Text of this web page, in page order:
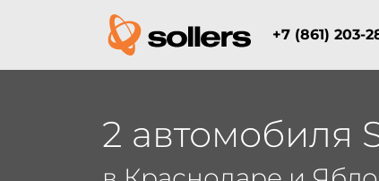
+7 (861) 203-
2 автомобиля